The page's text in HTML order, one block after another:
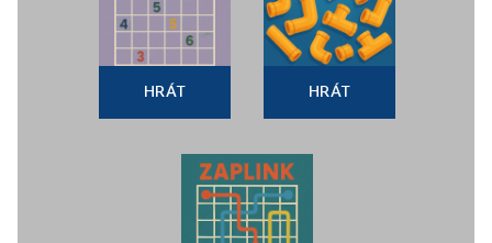
HRÁT HRÁT